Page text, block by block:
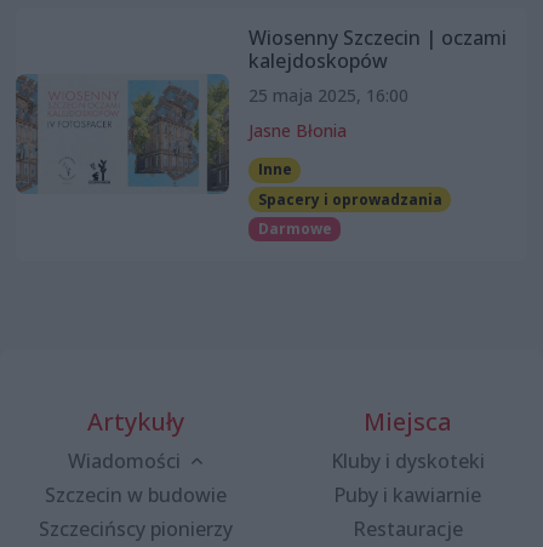
Wiosenny Szczecin | oczami
kalejdoskopów
25 maja 2025, 16:00
Jasne Błonia
Inne
Spacery i oprowadzania
Darmowe
Artykuły
Wiadomości
Szczecin w budowie
Szczecińscy pionierzy
Miejsca
Kluby i dyskoteki
Puby i kawiarnie
Restauracje